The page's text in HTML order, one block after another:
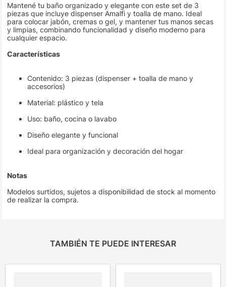
Mantené tu baño organizado y elegante con este set de 3
piezas que incluye dispenser Amalfi y toalla de mano. Ideal
para colocar jabón, cremas o gel, y mantener tus manos secas
y limpias, combinando funcionalidad y diseño moderno para
cualquier espacio.
Características
Contenido: 3 piezas (dispenser + toalla de mano y
accesorios)
Material: plástico y tela
Uso: baño, cocina o lavabo
Diseño elegante y funcional
Ideal para organización y decoración del hogar
Notas
Modelos surtidos, sujetos a disponibilidad de stock al momento
de realizar la compra.
TAMBIÉN TE PUEDE INTERESAR